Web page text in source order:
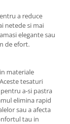
a reduce
netede si mai
elegante sau
de efort.
materiale
tesaturi
a-si pastra
elimina rapid
sau a afecta
tau in